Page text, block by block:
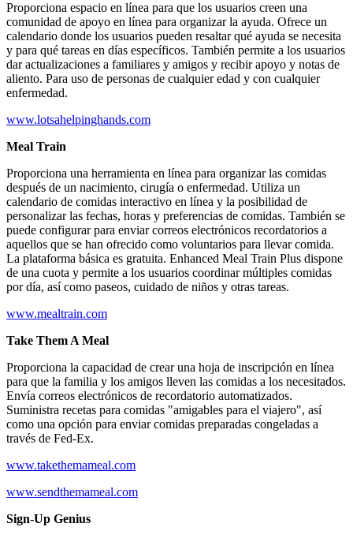
Proporciona espacio en línea para que los usuarios creen una
comunidad de apoyo en línea para organizar la ayuda. Ofrece un
calendario donde los usuarios pueden resaltar qué ayuda se necesita
y para qué tareas en días específicos. También permite a los usuarios
dar actualizaciones a familiares y amigos y recibir apoyo y notas de
aliento. Para uso de personas de cualquier edad y con cualquier
enfermedad.
www.lotsahelpinghands.com
Meal Train
Proporciona una herramienta en línea para organizar las comidas
después de un nacimiento, cirugía o enfermedad. Utiliza un
calendario de comidas interactivo en línea y la posibilidad de
personalizar las fechas, horas y preferencias de comidas. También se
puede configurar para enviar correos electrónicos recordatorios a
aquellos que se han ofrecido como voluntarios para llevar comida.
La plataforma básica es gratuita. Enhanced Meal Train Plus dispone
de una cuota y permite a los usuarios coordinar múltiples comidas
por día, así como paseos, cuidado de niños y otras tareas.
www.mealtrain.com
Take Them A Meal
Proporciona la capacidad de crear una hoja de inscripción en línea
para que la familia y los amigos lleven las comidas a los necesitados.
Envía correos electrónicos de recordatorio automatizados.
Suministra recetas para comidas "amigables para el viajero", así
como una opción para enviar comidas preparadas congeladas a
través de Fed-Ex.
www.takethemameal.com
www.sendthemameal.com
Sign-Up Genius